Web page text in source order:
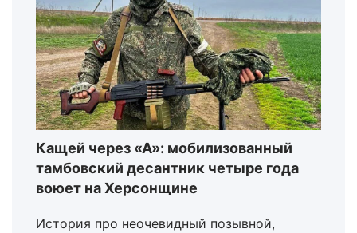
Кащей через «А»: мобилизованный
тамбовский десантник четыре года
воюет на Херсонщине
История про неочевидный позывной,